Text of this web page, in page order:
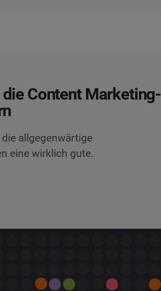
Content Marketing-
allgegenwärtige
eine wirklich gute.